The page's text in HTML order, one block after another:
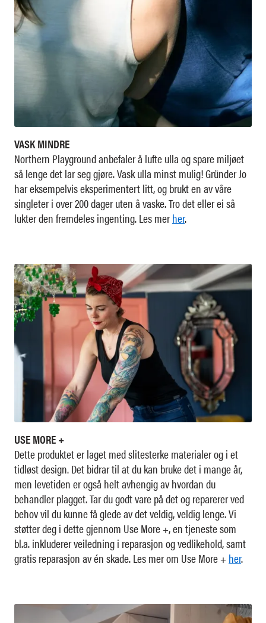
VASK MINDRE
Northern Playground anbefaler å lufte ulla og spare miljøet
så lenge det lar seg gjøre. Vask ulla minst mulig! Gründer Jo
har eksempelvis eksperimentert litt, og brukt en av våre
singleter i over 200 dager uten å vaske. Tro det eller ei så
lukter den fremdeles ingenting. Les merher.
USE MORE +
Dette produktet er laget med slitesterke materialer og i et
tidløst design. Det bidrar til at du kan bruke det i mange år,
men levetiden er også helt avhengig av hvordan du
behandler plagget. Tar du godt vare på det og reparerer ved
behov vil du kunne få glede av det veldig, veldig lenge. Vi
støtter deg i dette gjennom Use More +, en tjeneste som
bl.a. inkluderer veiledning i reparasjon og vedlikehold, samt
gratis reparasjon av én skade. Les mer om Use More + her.